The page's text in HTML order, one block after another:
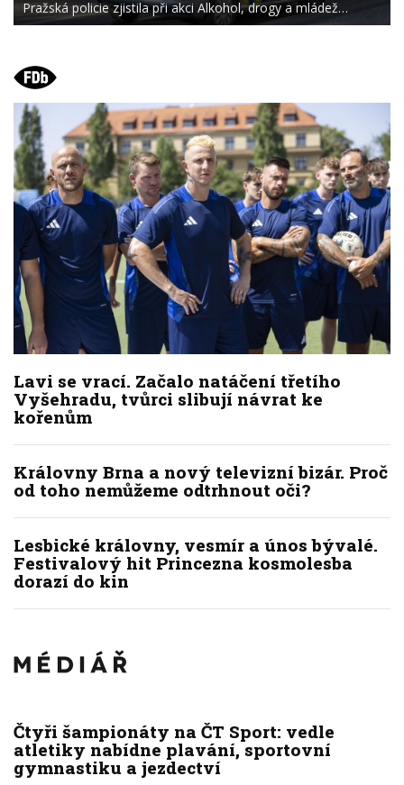
Pražská policie zjistila při akci Alkohol, drogy a mládež…
Lavi se vrací. Začalo natáčení třetího
Vyšehradu, tvůrci slibují návrat ke
kořenům
Královny Brna a nový televizní bizár. Proč
od toho nemůžeme odtrhnout oči?
Lesbické královny, vesmír a únos bývalé.
Festivalový hit Princezna kosmolesba
dorazí do kin
Čtyři šampionáty na ČT Sport: vedle
atletiky nabídne plavání, sportovní
gymnastiku a jezdectví